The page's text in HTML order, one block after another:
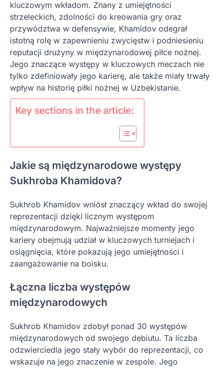
kluczowym wkładom. Znany z umiejętności
strzeleckich, zdolności do kreowania gry oraz
przywództwa w defensywie, Khamidov odegrał
istotną rolę w zapewnieniu zwycięstw i podniesieniu
reputacji drużyny w międzynarodowej piłce nożnej.
Jego znaczące występy w kluczowych meczach nie
tylko zdefiniowały jego karierę, ale także miały trwały
wpływ na historię piłki nożnej w Uzbekistanie.
Key sections in the article:
Jakie są międzynarodowe występy
Sukhroba Khamidova?
Sukhrob Khamidov wniósł znaczący wkład do swojej
reprezentacji dzięki licznym występom
międzynarodowym. Najważniejsze momenty jego
kariery obejmują udział w kluczowych turniejach i
osiągnięcia, które pokazują jego umiejętności i
zaangażowanie na boisku.
Łączna liczba występów
międzynarodowych
Sukhrob Khamidov zdobył ponad 30 występów
międzynarodowych od swojego debiutu. Ta liczba
odzwierciedla jego stały wybór do reprezentacji, co
wskazuje na jego znaczenie w zespole. Jego